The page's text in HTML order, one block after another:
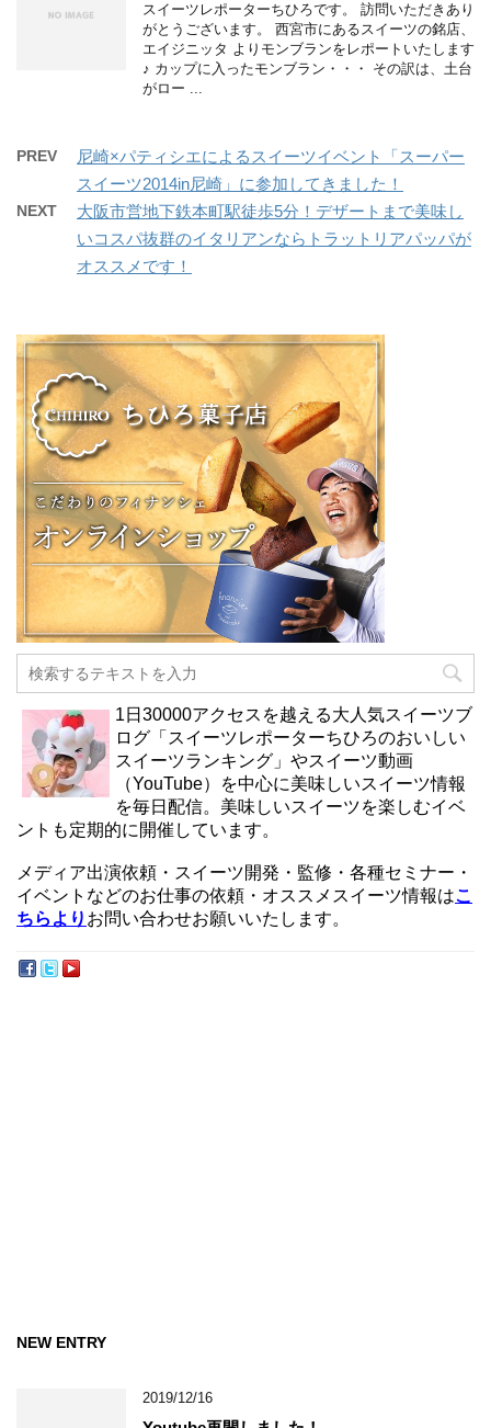
スイーツレポーターちひろです。 訪問いただきあり
がとうございます。 西宮市にあるスイーツの銘店、
エイジニッタ よりモンブランをレポートいたします
♪ カップに入ったモンブラン・・・ その訳は、土台
がロー ...
PREV
尼崎×パティシエによるスイーツイベント「スーパー
スイーツ2014in尼崎」に参加してきました！
NEXT
大阪市営地下鉄本町駅徒歩5分！デザートまで美味し
いコスパ抜群のイタリアンならトラットリアパッパが
オススメです！
1日30000アクセスを越える大人気スイーツブ
ログ「スイーツレポーターちひろのおいしい
スイーツランキング」やスイーツ動画
（YouTube）を中心に美味しいスイーツ情報
を毎日配信。美味しいスイーツを楽しむイベ
ントも定期的に開催しています。
メディア出演依頼・スイーツ開発・監修・各種セミナー・
イベントなどのお仕事の依頼・オススメスイーツ情報はこ
ちらより お問い合わせお願いいたします。
NEW ENTRY
2019/12/16